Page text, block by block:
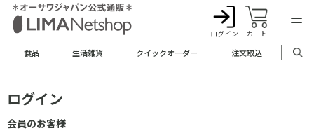
ログイン カート
食品 生活雑貨 クイックオーダー 注文取込
ログイン
会員のお客様